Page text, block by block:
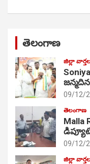
తెలంగాణ
జిల్లా
09/12/
తెలంగాణ
09/12/
జిల్లా